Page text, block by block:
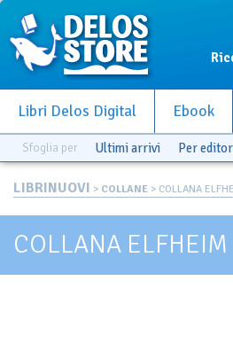
Libri Delos Digital Ebook
Sfoglia per Ultimi arrivi Per
LIBRINUOVI > COLLANE > COLLANA
COLLANA ELFHEIM